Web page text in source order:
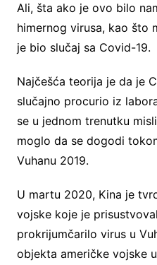
Ali, šta ako je ovo bilo
himernog virusa, kao što
je bio slučaj sa Covid-19.
Najčešća teorija je da je
slučajno procurio iz
se u jednom trenutku
moglo da se dogodi
Vuhanu 2019.
U martu 2020, Kina je
vojske koje je
prokrijumčarilo virus u
objekta američke vojske